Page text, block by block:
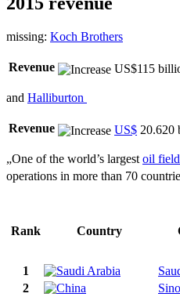
missing: Koch Brothers
Revenue US$115
and Halliburton
Revenue US$ 20.620
„One of the world’s largest oil
operations in more than 70
Rank Country
1
2